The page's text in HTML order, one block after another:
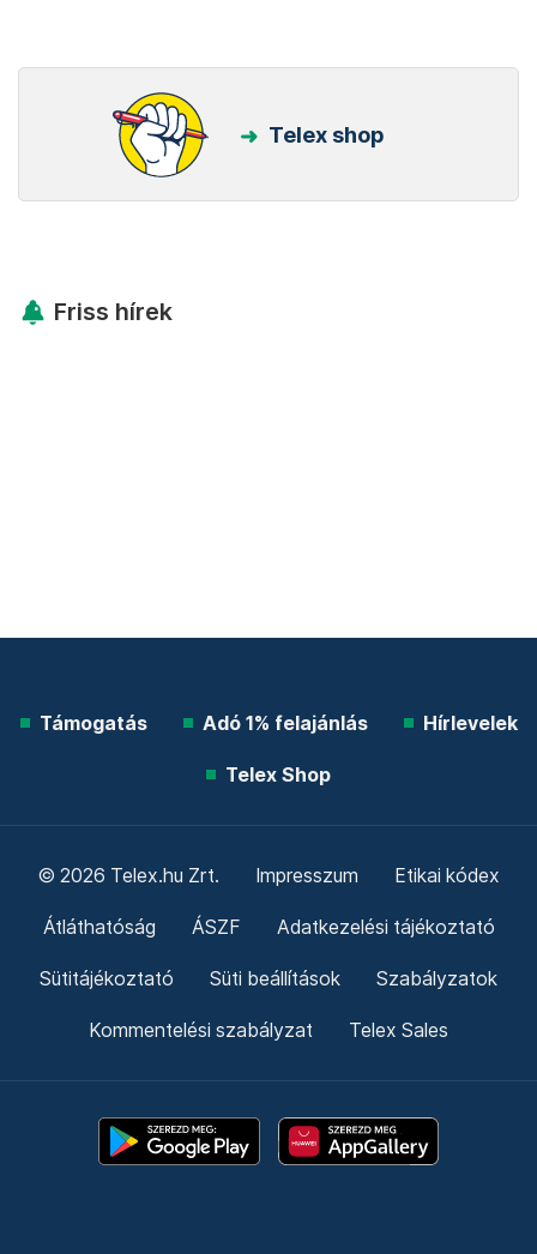
Telex shop
Friss hírek
Támogatás Adó 1% felajánlás Hírlevelek
Telex Shop
© 2026 Telex.hu Zrt. Impresszum Etikai kódex
Átláthatóság ÁSZF Adatkezelési tájékoztató
Sütitájékoztató Süti beállítások Szabályzatok
Kommentelési szabályzat Telex Sales